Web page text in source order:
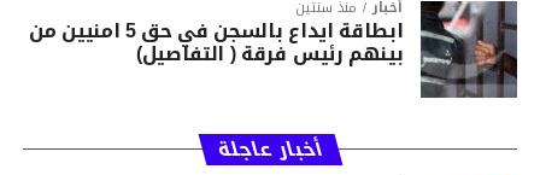
أخبار منذ سنتين
ابطاقة ايداع بالسجن في حق 5 امنيين من
بينهم رئيس فرقة ( التفاصيل)
أخبار عاجلة